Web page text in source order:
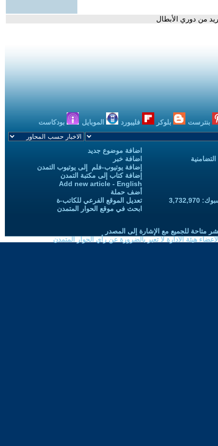
من دوري الأبطال
بنترست بلوكر فليبورد الموبايل بودكاست
اضافة موضوع جديد
اضافة خبر
إضافة يوتيوب-فلم إلى يوتيوب التمدن
إضافة كتاب إلى مكتبة التمدن
Add new article - English
أضف حملة
تعديل الموقع الفرعي للكاتب-ة
ابحث في موقع الحوار المتمدن
متاحة للجميع مع الإشارة إلى المصدر
هيئة الادارة لا تعبر بالضرورة عن رأي الحوار المتمدن